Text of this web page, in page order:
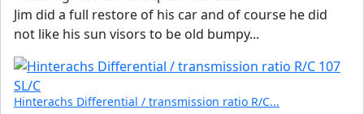
Jim did a full restore of his car and of course he did
not like his sun visors to be old bumpy...
Hinterachs Differential / transmission ratio R/C...